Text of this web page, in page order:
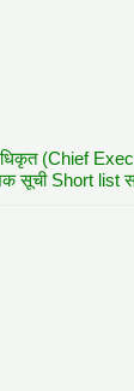
(Chief
सूची Short list